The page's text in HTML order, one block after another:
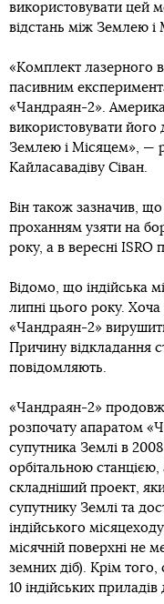
використовувати цей
відстань між Землею і
«Комплект лазерного
пасивним
«Чандраян-2».
використовувати його
Землею і Місяцем», —
Кайласавадіву Сіван.
Він також зазначив,
проханням узяти на
року, а в вересні ISRO
Відомо, що індійська
липні цього року.
«Чандраян-2»
Причину відкладання
повідомляють.
«Чандраян-2»
розпочату апаратом
супутника Землі в
орбітальною
складніший проект,
супутнику Землі та
індійського
місячній поверхні не
земних діб). Крім
10 індійських